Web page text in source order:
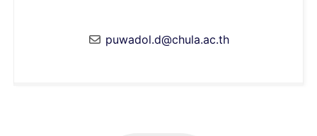
puwadol.d@chula.ac.th